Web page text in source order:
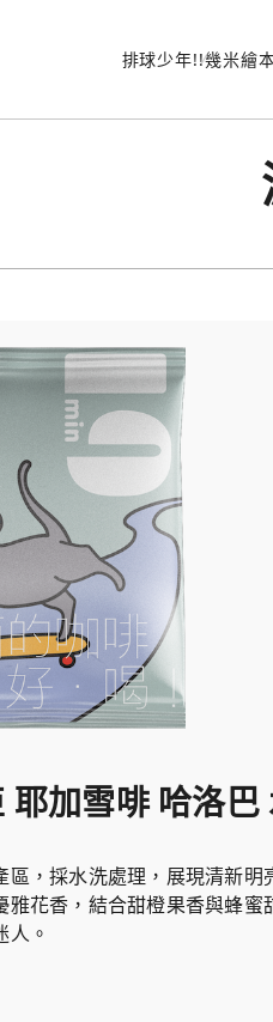
排球少年!!幾米繪
加雪啡 哈洛巴
，採水洗處理，展現清新明
花香，結合甜橙果香與蜂蜜
人。